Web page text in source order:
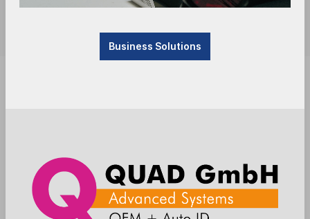
Die Preise werden nach der Aktivierung
angezeigt
Business Solutions